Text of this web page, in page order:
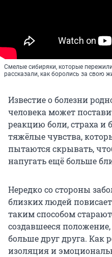
Смелые сибиряки, которые
рассказали, как боролись за свою
Известие о болезни
человека может
реакцию боли, страха и
тяжёлые чувства,
пытаются скрывать,
напугать ещё больше
Нередко со стороны
близких людей
таким способом
создавшееся
больше друг друга. Как
изоляция и